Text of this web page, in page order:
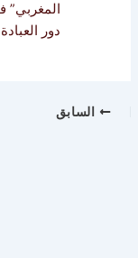
المغربي” في
دور العبادة في